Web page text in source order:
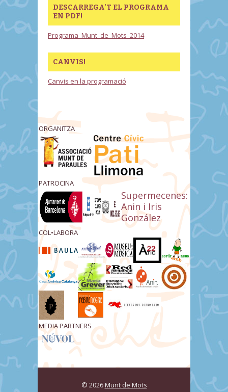
DESCARREGA’T EL PROGRAMA
EN PDF!
Programa_Munt_de_Mots_2014
CANVIS!
Canvis en la programació
ORGANITZA
PATROCINA
Supermecenes:
Anin i Iris
González
COL•LABORA
MEDIA PARTNERS
© 2026Munt de Mots